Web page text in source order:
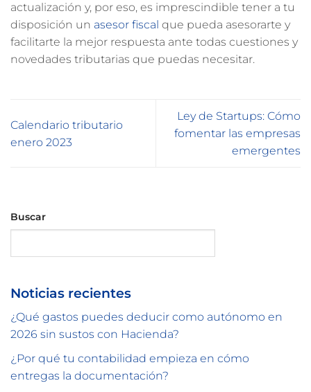
actualización y, por eso, es imprescindible tener a tu
disposición un asesor fiscal que pueda asesorarte y
facilitarte la mejor respuesta ante todas cuestiones y
novedades tributarias que puedas necesitar.
Calendario tributario
enero 2023
Ley de Startups: Cómo
fomentar las empresas
emergentes
Buscar
Noticias recientes
¿Qué gastos puedes deducir como autónomo en
2026 sin sustos con Hacienda?
¿Por qué tu contabilidad empieza en cómo
entregas la documentación?